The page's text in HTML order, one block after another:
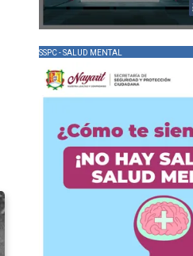
SSPC - SALUD MENTAL